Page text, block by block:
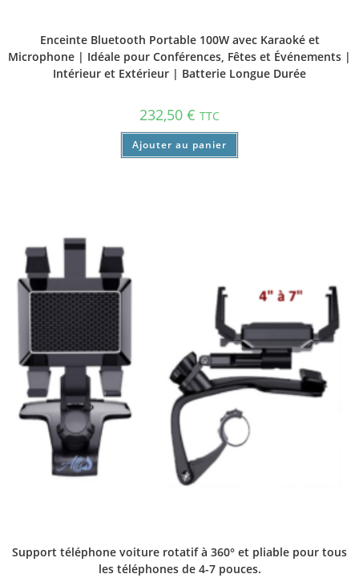
Enceinte Bluetooth Portable 100W avec Karaoké et
Microphone | Idéale pour Conférences, Fêtes et Événements |
Intérieur et Extérieur | Batterie Longue Durée
232,50 € TTC
Ajouter au panier
Support téléphone voiture rotatif à 360° et pliable pour tous
les téléphones de 4-7 pouces.